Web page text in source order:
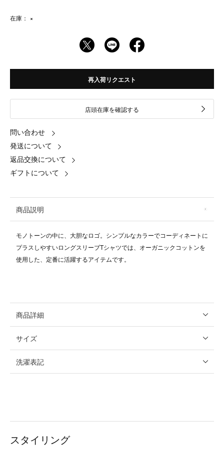
在庫： ×
再入荷リクエスト
店頭在庫を確認する
問い合わせ
発送について
返品交換について
ギフトについて
商品説明
モノトーンの中に、大胆なロゴ。シンプルなカラーでコーディネートに
プラスしやすいロングスリーブTシャツでは、オーガニックコットンを
使用した、定番に活躍するアイテムです。
商品詳細
サイズ
洗濯表記
スタイリング